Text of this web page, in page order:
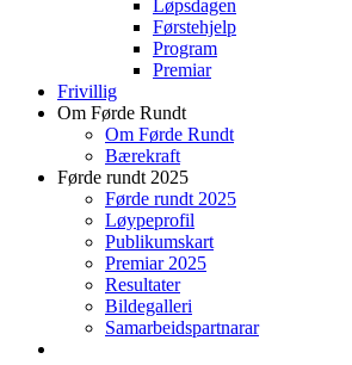
Løpsdagen
Førstehjelp
Program
Premiar
Frivillig
Om Førde Rundt
Om Førde Rundt
Bærekraft
Førde rundt 2025
Førde rundt 2025
Løypeprofil
Publikumskart
Premiar 2025
Resultater
Bildegalleri
Samarbeidspartnarar